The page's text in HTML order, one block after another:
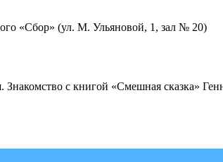
«Сбор» (ул. М. Ульяновой, 1, зал № 20)
Знакомство с книгой «Смешная сказка»